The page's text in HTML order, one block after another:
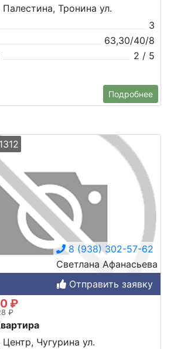
Палестина, Тронина ул.
3
63,30/40/8
2 / 5
Подробнее
8 (938) 302-57-62
Светлана Афанасьева
Отправить заявку
₽
₽
Центр, Чугурина ул.